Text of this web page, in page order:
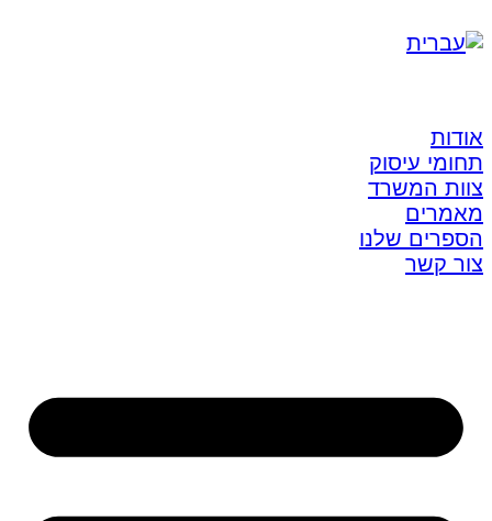
אודות
תחומי עיסוק
צוות המשרד
מאמרים
הספרים שלנו
צור קשר